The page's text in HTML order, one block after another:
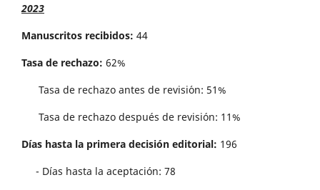
2023
Manuscritos recibidos: 44
Tasa de rechazo: 62%
Tasa de rechazo antes de revisi´on: 51%
Tasa de rechazo después de revisión: 11%
Días hasta la primera decisión editorial: 196
- Días hasta la aceptación: 78